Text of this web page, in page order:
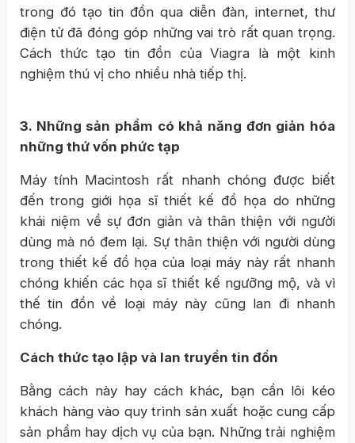
trong đó tạo tin đồn qua diễn đàn, internet, thư
điện tử đã đóng góp những vai trò rất quan trọng.
Cách thức tạo tin đồn của Viagra là một kinh
nghiệm thú vị cho nhiều nhà tiếp thị.
3. Những sản phẩm có khả năng đơn giản hóa
những thứ vốn phức tạp
Máy tính Macintosh rất nhanh chóng được biết
đến trong giới họa sĩ thiết kế đồ họa do những
khái niệm về sự đơn giản và thân thiện với người
dùng mà nó đem lại. Sự thân thiện với người dùng
trong thiết kế đồ họa của loại máy này rất nhanh
chóng khiến các họa sĩ thiết kế ngưỡng mộ, và vì
thế tin đồn về loại máy này cũng lan đi nhanh
chóng.
Cách thức tạo lập và lan truyền tin đồn
Bằng cách này hay cách khác, bạn cần lôi kéo
khách hàng vào quy trình sản xuất hoặc cung cấp
sản phẩm hay dịch vụ của bạn. Những trải nghiệm